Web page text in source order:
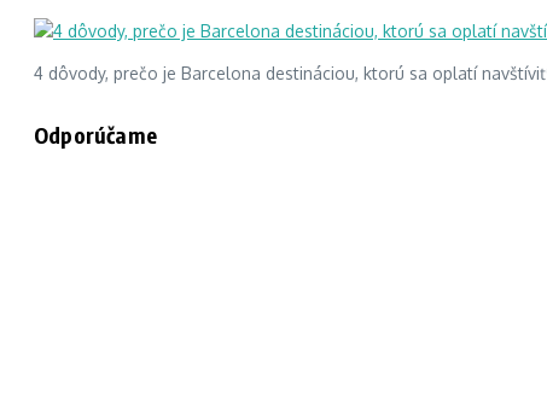
4 dôvody, prečo je Barcelona destináciou, ktorú sa oplatí navštíviť
Odporúčame